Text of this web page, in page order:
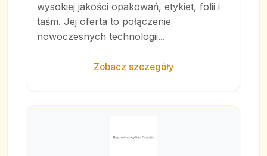
wysokiej jakości opakowań, etykiet, folii i
taśm. Jej oferta to połączenie
nowoczesnych technologii...
Zobacz szczegóły